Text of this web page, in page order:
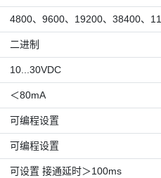
4800、9600、19200、38400、
二进制
10...30VDC
＜80mA
可编程设置
可编程设置
可设置 接通延时＞100ms